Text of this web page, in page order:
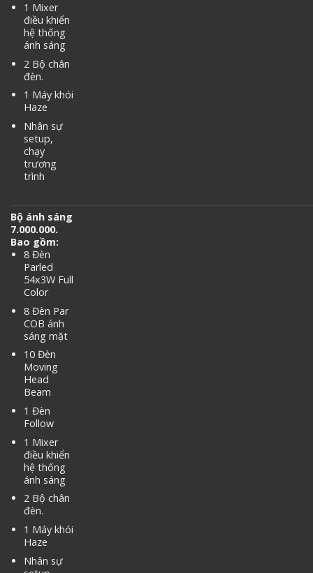
1 Mixer
điều khiển
hệ thống
ánh sáng
2 Bộ chân
đèn.
1 Máy khói
Haze
Nhân sự
setup,
chạy
trương
trình
Bộ ánh sáng
7.000.000.
Bao gồm:
8 Đèn
Parled
54x3W Full
Color
8 Đèn Par
COB ánh
sáng mặt
10 Đèn
Moving
Head
Beam
1 Đèn
Follow
1 Mixer
điều khiển
hệ thống
ánh sáng
2 Bộ chân
đèn.
1 Máy khói
Haze
Nhân sự